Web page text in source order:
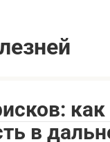
в